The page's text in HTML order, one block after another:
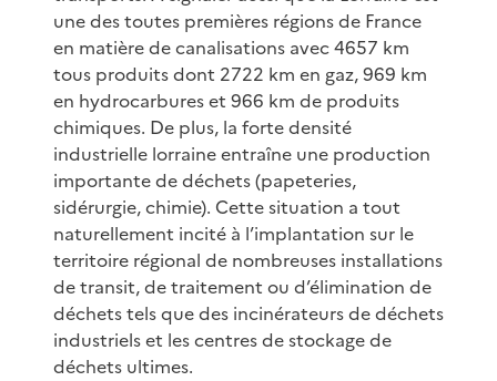
une des toutes premières régions de France
en matière de canalisations avec 4657 km
tous produits dont 2722 km en gaz, 969 km
en hydrocarbures et 966 km de produits
chimiques. De plus, la forte densité
industrielle lorraine entraîne une production
importante de déchets (papeteries,
sidérurgie, chimie). Cette situation a tout
naturellement incité à l’implantation sur le
territoire régional de nombreuses installations
de transit, de traitement ou d’élimination de
déchets tels que des incinérateurs de déchets
industriels et les centres de stockage de
déchets ultimes.